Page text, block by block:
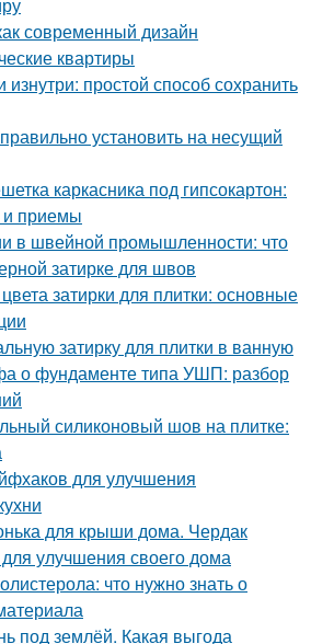
современный дизайн
квартиры
простой способ сохранить
установить на несущий
каркасника под гипсокартон:
приемы
в швейной промышленности: что
затирке для швов
затирки для плитки: основные
затирку для плитки в ванную
о фундаменте типа УШП: разбор
силиконовый шов на плитке:
для улучшения
для крыши дома. Чердак
улучшения своего дома
что нужно знать о
под землёй. Какая выгода